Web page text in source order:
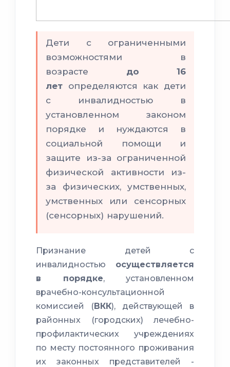
Дети с ограниченными
возможностями в
возрасте до 16
лет определяются как дети
с инвалидностью в
установленном законом
порядке и нуждаются в
социальной помощи и
защите из-за ограниченной
физической активности из-
за физических, умственных,
умственных или сенсорных
(сенсорных) нарушений.
Признание детей с
инвалидностью осуществляется
в порядке, установленном
врачебно-консультационной
комиссией (ВКК), действующей в
районных (городских) лечебно-
профилактических учреждениях
по месту постоянного проживания
их законных представителей -